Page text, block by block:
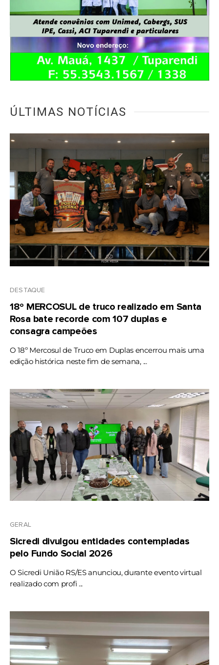
ÚLTIMAS NOTÍCIAS
DESTAQUE
18º MERCOSUL de truco realizado em Santa
Rosa bate recorde com 107 duplas e
consagra campeões
O 18º Mercosul de Truco em Duplas encerrou mais uma
edição histórica neste fim de semana, ...
GERAL
Sicredi divulgou entidades contempladas
pelo Fundo Social 2026
O Sicredi União RS/ES anunciou, durante evento virtual
realizado com profi ...